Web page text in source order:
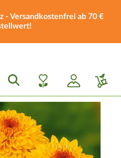
- Versandkostenfrei ab 70 €